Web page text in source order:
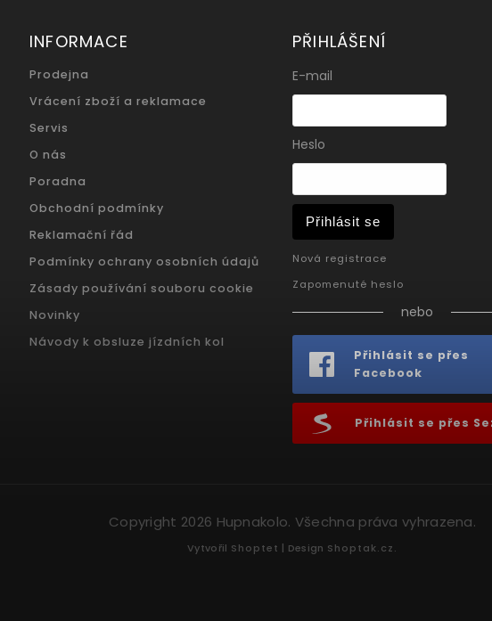
INFORMACE
Prodejna
Vrácení zboží a reklamace
Servis
O nás
Poradna
Obchodní podmínky
Reklamační řád
Podmínky ochrany osobních údajů
Zásady používání souboru cookie
Novinky
Návody k obsluze jízdních kol
PŘIHLÁŠENÍ
E-mail
Heslo
Přihlásit se
Nová registrace
Zapomenuté heslo
nebo
Přihlásit se přes
Facebook
Přihlásit se přes
Copyright 2026 Hupnakolo. Všechna práva vyhrazena.
Vytvořil Shoptet | Design Shoptak.cz.